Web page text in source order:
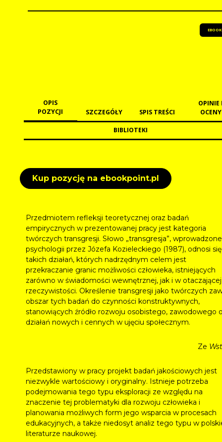
EBOOK
OPIS
POZYCJI
SZCZEGÓŁY SPIS TREŚCI
OPINIE
OCENY
BIBLIOTEKI
Kup pozycję na ebookpoint.pl
Przedmiotem refleksji teoretycznej oraz badań
empirycznych w prezentowanej pracy jest kategoria
twórczych transgresji. Słowo „transgresja”,
psychologii przez Józefa Kozieleckiego (1987), odnosi
takich działań, których nadrzędnym celem jest
przekraczanie granic możliwości człowieka, istniejących
zarówno w świadomości wewnętrznej, jak i w otaczającej
rzeczywistości. Określenie transgresji jako twórczych
obszar tych badań do czynności konstruktywnych,
stanowiących źródło rozwoju osobistego, zawodowego
działań nowych i cennych w ujęciu społecznym.
Ze
Przedstawiony w pracy projekt badań jakościowych jest
niezwykle wartościowy i oryginalny. Istnieje potrzeba
podejmowania tego typu eksploracji ze względu na
znaczenie tej problematyki dla rozwoju człowieka i
planowania możliwych form jego wsparcia w procesach
edukacyjnych, a także niedosyt analiz tego typu w
literaturze naukowej.